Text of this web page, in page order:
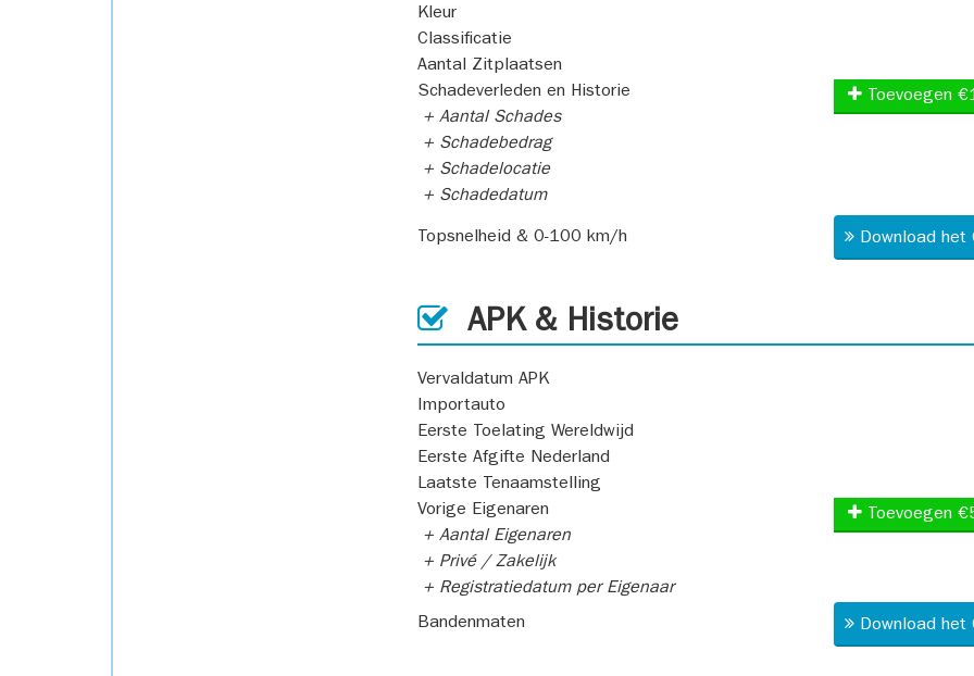
Kleur
Classificatie
Aantal Zitplaatsen
Schadeverleden en Historie
+ Aantal Schades
+ Schadebedrag
+ Schadelocatie
+ Schadedatum
Toevoegen
Topsnelheid & 0-100 km/h Download
APK & Historie
Vervaldatum APK
Importauto
Eerste Toelating Wereldwijd
Eerste Afgifte Nederland
Laatste Tenaamstelling
Vorige Eigenaren
+ Aantal Eigenaren
+ Privé / Zakelijk
+ Registratiedatum per Eigenaar
Toevoegen
Bandenmaten Download